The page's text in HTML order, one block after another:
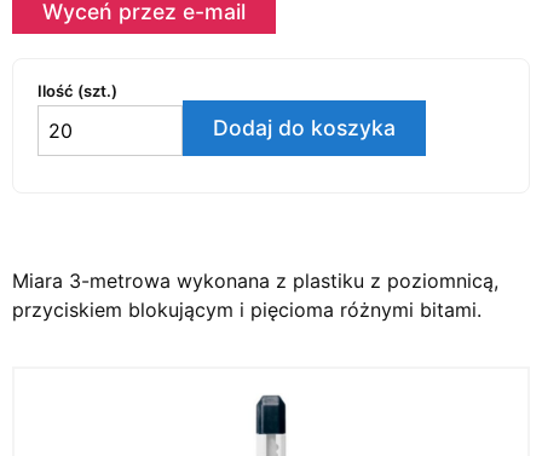
Wyceń przez e-mail
Ilość (szt.)
Dodaj do koszyka
Miara 3-metrowa wykonana z plastiku z poziomnicą,
przyciskiem blokującym i pięcioma różnymi bitami.